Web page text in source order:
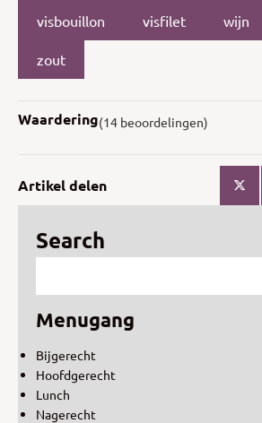
visbouillon visfilet wijn
zout
Waardering(14 beoordelingen)
Artikel delen
Search
Menugang
Bijgerecht
Hoofdgerecht
Lunch
Nagerecht